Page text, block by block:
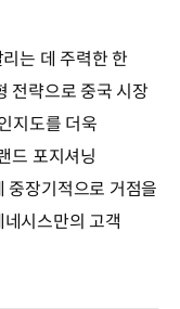
는 데 주력한 한
전략으로 중국 시장
지도를 더욱
드 포지셔닝
중장기적으로 거점을
시스만의 고객